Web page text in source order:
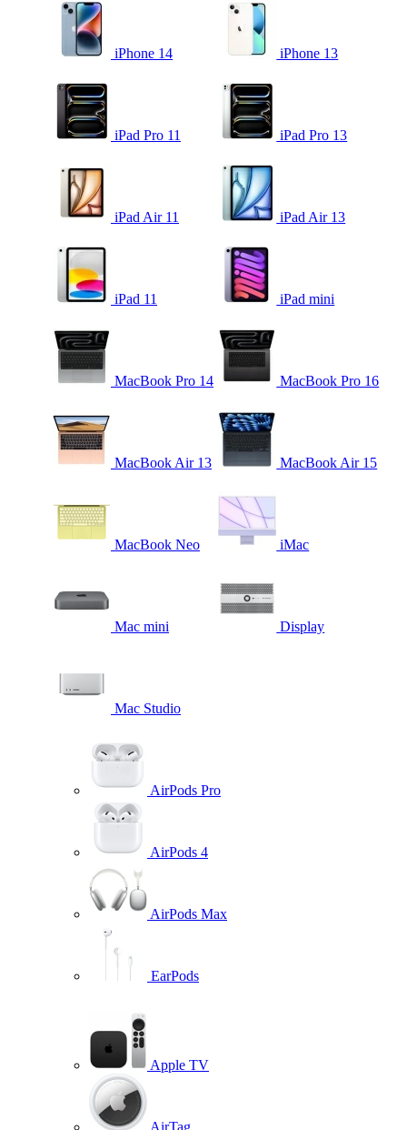
iPhone 14 iPhone 13
iPad Pro 11 iPad Pro 13
iPad Air 11 iPad Air 13
iPad 11 iPad mini
MacBook Pro 14 MacBook Pro 16
MacBook Air 13 MacBook Air 15
MacBook Neo iMac
Mac mini Display
Mac Studio
AirPods Pro
AirPods 4
AirPods Max
EarPods
Apple TV